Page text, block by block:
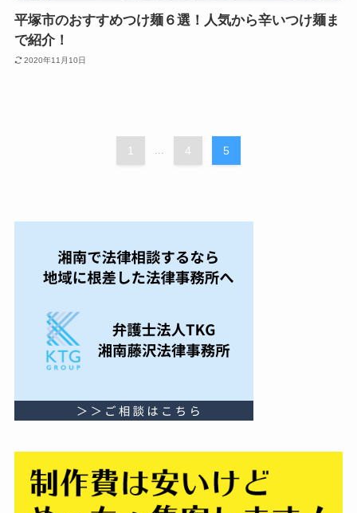
平塚市のおすすめつけ麺６選！人気から辛いつけ麺ま
で紹介！
2020年11月10日
1 ... 4 5